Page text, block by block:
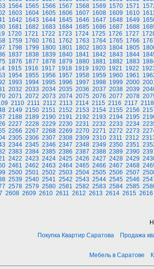
1564 1565 1566 1567 1568 1569 1570 1571
1603 1604 1605 1606 1607 1608 1609 1610
1642 1643 1644 1645 1646 1647 1648 1649
1681 1682 1683 1684 1685 1686 1687 1688
1720 1721 1722 1723 1724 1725 1726 1727
1759 1760 1761 1762 1763 1764 1765 1766
1798 1799 1800 1801 1802 1803 1804 1805
1837 1838 1839 1840 1841 1842 1843 1844
1876 1877 1878 1879 1880 1881 1882 1883
1915 1916 1917 1918 1919 1920 1921 1922
1954 1955 1956 1957 1958 1959 1960 1961
1993 1994 1995 1996 1997 1998 1999 2000
2032 2033 2034 2035 2036 2037 2038 2039
2071 2072 2073 2074 2075 2076 2077 2078
2110 2111 2112 2113 2114 2115 2116 2117 2118
2149 2150 2151 2152 2153 2154 2155 2156
2188 2189 2190 2191 2192 2193 2194 2195
2227 2228 2229 2230 2231 2232 2233 2234
2266 2267 2268 2269 2270 2271 2272 2273
2305 2306 2307 2308 2309 2310 2311 2312
2344 2345 2346 2347 2348 2349 2350 2351
2383 2384 2385 2386 2387 2388 2389 2390
2422 2423 2424 2425 2426 2427 2428 2429
2461 2462 2463 2464 2465 2466 2467 2468
2500 2501 2502 2503 2504 2505 2506 2507
2539 2540 2541 2542 2543 2544 2545 2546
2578 2579 2580 2581 2582 2583 2584 2585
2608 2609 2610 2611 2612 2613 2614 2615 2616
Покупка Квартир Саратова
Продажа
Мебель в Саратове